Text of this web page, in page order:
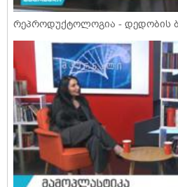
რეპროდუქტოლოგია - დედობის